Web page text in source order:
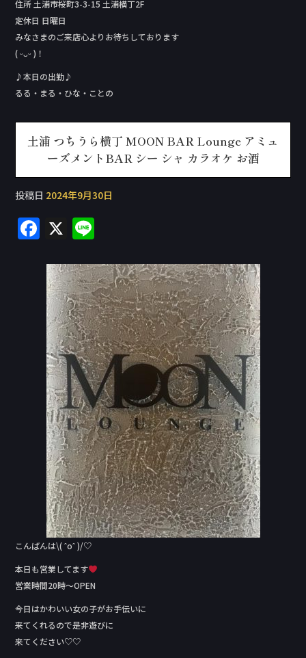
住所 土浦市桜町3-3-15 土浦横丁2F
定休日 日曜日
みなさまのご来店心よりお待ちしております
( ᵕᴗᵕ )！
♪本日の出勤♪
るる・まる・ひな・ことの
土浦 つちうら横丁 MOON BAR Lounge アミュ
ーズメントBAR シー シャ カラオケ お酒
投稿日 2024年9月30日
F
c
e
b
o
o
k
X
e
こんばんは\( ˆoˆ )/♡
本日も営業してます
営業時間20時〜OPEN
今日はかわいい女の子がお手伝いに
来てくれるので是非遊びに
来てください♡♡